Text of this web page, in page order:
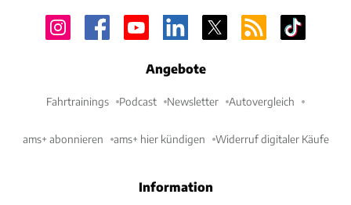
Angebote
Fahrtrainings Podcast Newsletter Autovergleich
ams+ abonnieren ams+ hier kündigen Widerruf digitaler Käufe
Information